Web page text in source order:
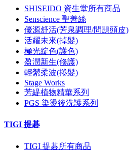
SHISEIDO 資生堂所有商品
Senscience 聖善絲
優源舒活(芳泉調理/問題頭皮)
活耀未來(掉髮)
極光綻色(護色)
盈潤新生(修護)
輕縈柔波(捲髮)
Stage Works
芳緹植物精華系列
PGS 染燙後洗護系列
TIGI 提碁
TIGI 提碁所有商品